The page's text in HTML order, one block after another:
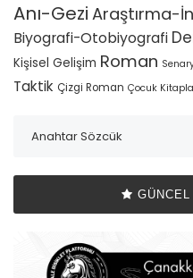
Anı-Gezi Araştırma-
Biyografi-Otobiyografi
Kişisel Gelişim Roman
Taktik Çizgi Roman Çocuk